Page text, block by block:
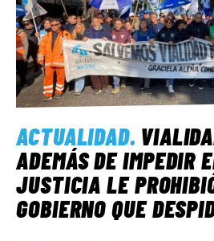
ACTUALIDAD.
ADEMÁS DE IMPEDIR
JUSTICIA LE
GOBIERNO QUE